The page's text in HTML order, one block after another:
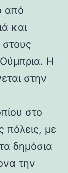
από
και
Η
στην
στο
πόλεις, με
δημόσια
την